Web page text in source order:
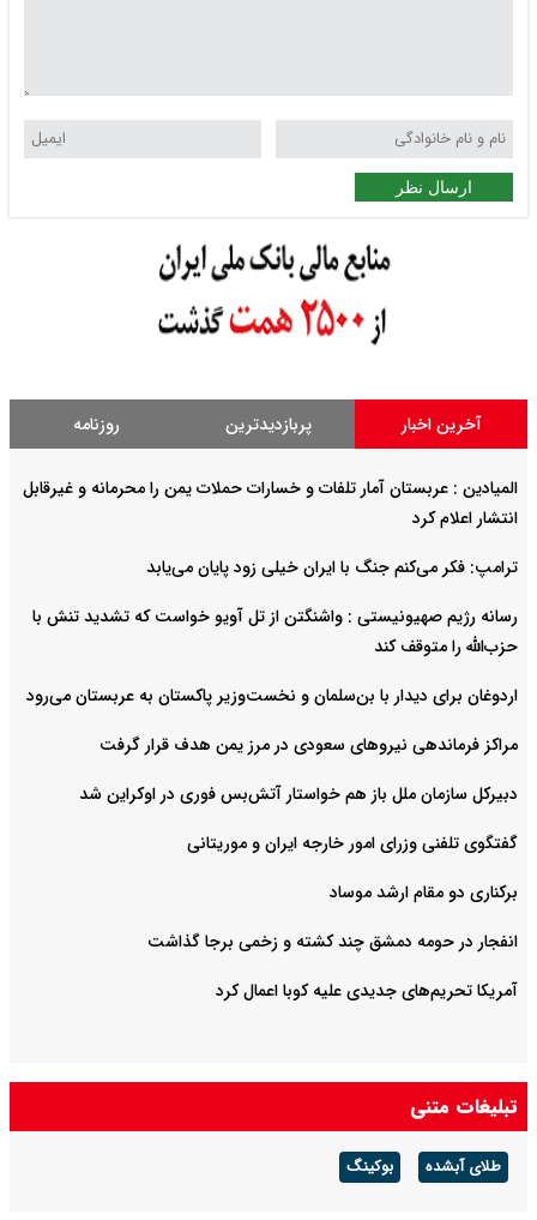
ارسال نظر
آخرین اخبار پربازدیدترین روزنامه
المیادین : عربستان آمار تلفات و خسارات حملات یمن را محرمانه و غیرقابل
انتشار اعلام کرد
ترامپ: فکر می‌کنم جنگ با ایران خیلی زود پایان می‌یابد
رسانه رژیم صهیونیستی : واشنگتن از تل آویو خواست که تشدید تنش با
حزب‌الله را متوقف کند
اردوغان برای دیدار با بن‌سلمان و نخست‌وزیر پاکستان به عربستان می‌رود
مراکز فرماندهی نیروهای سعودی در مرز یمن هدف قرار گرفت
دبیرکل سازمان ملل باز هم خواستار آتش‌بس فوری در اوکراین شد
گفتگوی تلفنی وزرای امور خارجه ایران و موریتانی
برکناری دو مقام ارشد موساد
انفجار در حومه دمشق چند کشته و زخمی برجا گذاشت
آمریکا تحریم‌های جدیدی علیه کوبا اعمال کرد
تبلیغات متنی
طلای آبشده بوکینگ